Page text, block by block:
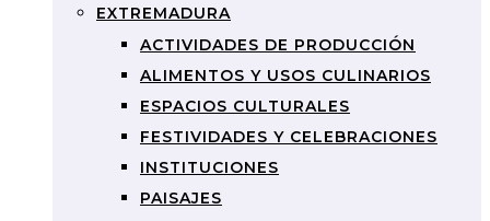
EXTREMADURA
ACTIVIDADES DE PRODUCCIÓN
ALIMENTOS Y USOS CULINARIOS
ESPACIOS CULTURALES
FESTIVIDADES Y CELEBRACIONES
INSTITUCIONES
PAISAJES